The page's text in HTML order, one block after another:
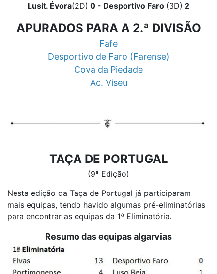
Lusit. Évora(2D) 0 - Desportivo Faro (3D) 2
APURADOS PARA A 2.ª DIVISÃO
Fafe
Desportivo de Faro (Farense)
Cova da Piedade
Ac. Viseu
TAÇA DE PORTUGAL
(9ª Edição)
Nesta edição da Taça de Portugal já participaram
mais equipas, tendo havido algumas pré-eliminatórias
para encontrar as equipas da 1ª Eliminatória.
Resumo das equipas algarvias